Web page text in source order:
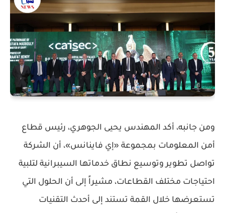
ومن جانبه، أكد المهندس يحيى الجوهري، رئيس قطاع
أمن المعلومات بمجموعة «إي فاينانس»، أن الشركة
تواصل تطوير وتوسيع نطاق خدماتها السيبرانية لتلبية
احتياجات مختلف القطاعات، مشيراً إلى أن الحلول التي
تستعرضها خلال القمة تستند إلى أحدث التقنيات